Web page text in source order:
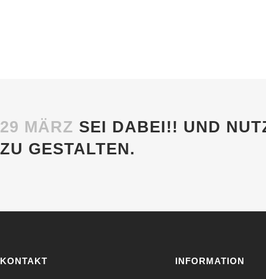
29 MÄRZ SEI DABEI!! UND
ZU GESTALTEN.
KONTAKT INFORMATION